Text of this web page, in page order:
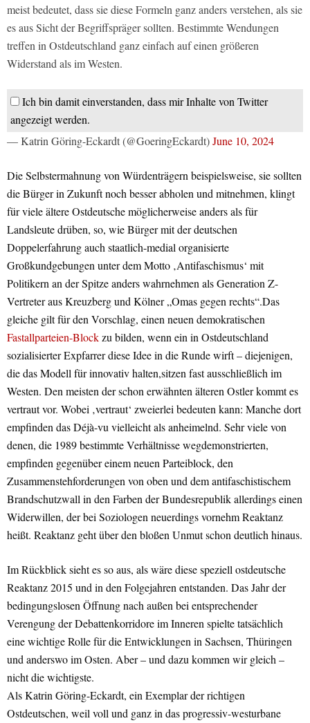
meist bedeutet, dass sie diese Formeln ganz anders verstehen, als sie
es aus Sicht der Begriffspräger sollten. Bestimmte Wendungen
treffen in Ostdeutschland ganz einfach auf einen größeren
Widerstand als im Westen.
Ich bin damit einverstanden, dass mir Inhalte von Twitter
angezeigt werden.
— Katrin Göring-Eckardt (@GoeringEckardt)June 10, 2024
Die Selbstermahnung von Würdenträgern beispielsweise, sie sollten
die Bürger in Zukunft noch besser abholen und mitnehmen, klingt
für viele ältere Ostdeutsche möglicherweise anders als für
Landsleute drüben, so, wie Bürger mit der deutschen
Doppelerfahrung auch staatlich-medial organisierte
Großkundgebungen unter dem Motto ‚Antifaschismus‘ mit
Politikern an der Spitze anders wahrnehmen als Generation Z-
Vertreter aus Kreuzberg und Kölner „Omas gegen rechts“.Das
gleiche gilt für den Vorschlag, einen neuen demokratischen
Fastallparteien-Blockzu bilden, wenn ein in Ostdeutschland
sozialisierter Expfarrer diese Idee in die Runde wirft – diejenigen,
die das Modell für innovativ halten,sitzen fast ausschließlich im
Westen. Den meisten der schon erwähnten älteren Ostler kommt es
vertraut vor. Wobei ‚vertraut‘ zweierlei bedeuten kann: Manche dort
empfinden das Déjà-vu vielleicht als anheimelnd. Sehr viele von
denen, die 1989 bestimmte Verhältnisse wegdemonstrierten,
empfinden gegenüber einem neuen Parteiblock, den
Zusammenstehforderungen von oben und dem antifaschistischem
Brandschutzwall in den Farben der Bundesrepublik allerdings einen
Widerwillen, der bei Soziologen neuerdings vornehm Reaktanz
heißt. Reaktanz geht über den bloßen Unmut schon deutlich hinaus.
Im Rückblick sieht es so aus, als wäre diese speziell ostdeutsche
Reaktanz 2015 und in den Folgejahren entstanden. Das Jahr der
bedingungslosen Öffnung nach außen bei entsprechender
Verengung der Debattenkorridore im Inneren spielte tatsächlich
eine wichtige Rolle für die Entwicklungen in Sachsen, Thüringen
und anderswo im Osten. Aber – und dazu kommen wir gleich –
nicht die wichtigste.
Als Katrin Göring-Eckardt, ein Exemplar der richtigen
Ostdeutschen, weil voll und ganz in das progressiv-westurbane